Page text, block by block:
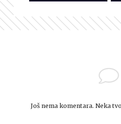
Još nema komentara. Neka